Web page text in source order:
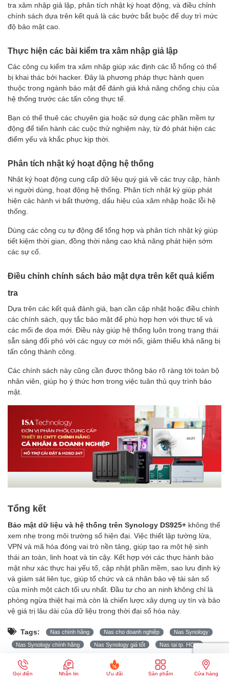
tra xâm nhập giả lập, phân tích nhật ký hoạt động, và điều chỉnh
chính sách dựa trên kết quả là các bước bắt buộc để duy trì mức
độ bảo mật cao.
Thực hiện các bài kiểm tra xâm nhập giả lập
Các công cụ kiểm tra xâm nhập giúp xác định các lỗ hổng có thể
bị khai thác bởi hacker. Đây là phương pháp thực hành quen
thuộc trong ngành bảo mật để đánh giá khả năng chống chịu của
hệ thống trước các tấn công thực tế.
Bạn có thể thuê các chuyên gia hoặc sử dụng các phần mềm tự
động để tiến hành các cuộc thử nghiệm này, từ đó phát hiện các
điểm yếu và khắc phục kịp thời.
Phân tích nhật ký hoạt động hệ thống
Nhật ký hoạt động cung cấp dữ liệu quý giá về các truy cập, hành
vi người dùng, hoạt động hệ thống. Phân tích nhật ký giúp phát
hiện các hành vi bất thường, dấu hiệu của xâm nhập hoặc lỗi hệ
thống.
Dùng các công cụ tự động để tổng hợp và phân tích nhật ký giúp
tiết kiệm thời gian, đồng thời nâng cao khả năng phát hiện sớm
các sự cố.
Điều chỉnh chính sách bảo mật dựa trên kết quả kiểm
tra
Dựa trên các kết quả đánh giá, bạn cần cập nhật hoặc điều chỉnh
các chính sách, quy tắc bảo mật để phù hợp hơn với thực tế và
các mối đe dọa mới. Điều này giúp hệ thống luôn trong trạng thái
sẵn sàng đối phó với các nguy cơ mới nổi, giảm thiểu khả năng bị
tấn công thành công.
Các chính sách này cũng cần được thông báo rõ ràng tới toàn bộ
nhân viên, giúp họ ý thức hơn trong việc tuân thủ quy trình bảo
mật.
Tổng kết
Bảo mật dữ liệu và hệ thống trên Synology DS925+ không thể
xem nhẹ trong môi trường số hiện đại. Việc thiết lập tường lửa,
VPN và mã hóa đóng vai trò nền tảng, giúp tạo ra một hệ sinh
thái an toàn, linh hoạt và tin cậy. Kết hợp với các thực hành bảo
mật như xác thực hai yếu tố, cập nhật phần mềm, sao lưu định kỳ
và giám sát liên tục, giúp tổ chức và cá nhân bảo vệ tài sản số
của mình một cách tối ưu nhất. Đầu tư cho an ninh không chỉ là
phòng ngừa thiệt hại mà còn là chiến lược xây dựng uy tín và bảo
vệ giá trị lâu dài của dữ liệu trong thời đại số hóa này.
Tags: Nas chính hãng Nas cho doanh nghiệp Nas Synology
Nas Synology chính hãng Nas Synology giá tốt Nas tại tp. HCM
Thiết bị lưu trữ Thiết bị lưu trữ Nas
Gọi điện Nhắn tin Ưu đãi Sản phẩm Cửa hàng